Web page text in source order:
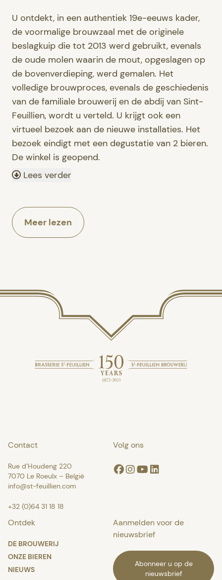
U ontdekt, in een authentiek 19e-eeuws kader,
de voormalige brouwzaal met de originele
beslagkuip die tot 2013 werd gebruikt, evenals
de oude molen waarin de mout, opgeslagen op
de bovenverdieping, werd gemalen. Het
volledige brouwproces, evenals de geschiedenis
van de familiale brouwerij en de abdij van Sint-
Feuillien, wordt u verteld. U krijgt ook een
virtueel bezoek aan de nieuwe installaties. Het
bezoek eindigt met een degustatie van 2 bieren.
De winkel is geopend.
Lees verder
Meer lezen
Contact
Rue d’Houdeng 220
7070 Le Roeulx – België
info@st-feuillien.com
+32 (0)64 31 18 18
Volg ons
Facebook
Instagram
YoutubeLinkedin
Ontdek
DE BROUWERIJ
ONZE BIEREN
NIEUWS
Aanmelden voor de
nieuwsbrief
Abonneer u op de
nieuwsbrief